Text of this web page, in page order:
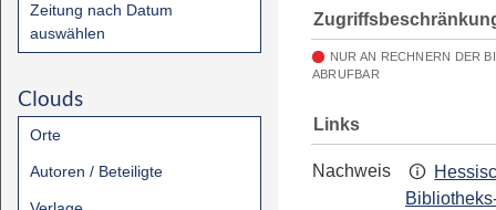
Zeitung nach Datum
auswählen
Clouds
Orte
Autoren / Beteiligte
NUR AN RECHNERN DER
ABRUFBAR
Links
Nachweis